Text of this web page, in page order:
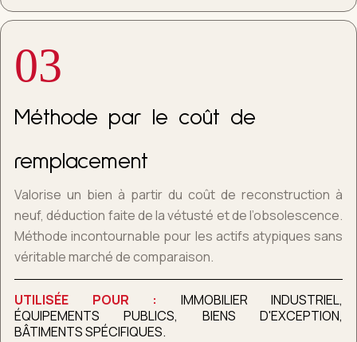
03
Méthode par le coût de
remplacement
Valorise un bien à partir du coût de reconstruction à
neuf, déduction faite de la vétusté et de l’obsolescence.
Méthode incontournable pour les actifs atypiques sans
véritable marché de comparaison.
UTILISÉE POUR : IMMOBILIER INDUSTRIEL,
ÉQUIPEMENTS PUBLICS, BIENS D'EXCEPTION,
BÂTIMENTS SPÉCIFIQUES.